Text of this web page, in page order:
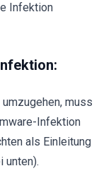
Infektion
muss
Infektion
als Einleitung
unten).